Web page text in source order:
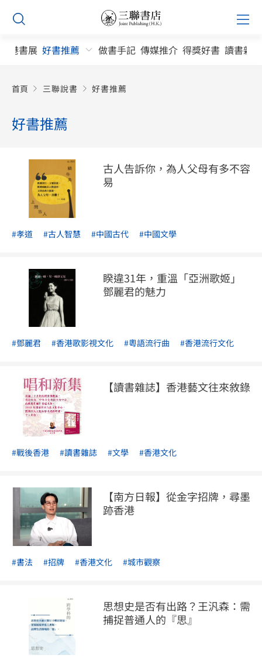
Skip
content
香港書展 好書推薦 做書手記 傳媒推介 得獎好書 讀書雜誌
首頁 三聯說書 好書推薦
好書推薦
古人告訴你，為人父母有多不容
易
#孝道 #古人智慧 #中國古代 #中國文學
睽違31年，重溫「亞洲歌姬」
鄧麗君的魅力
#鄧麗君 #香港歌影視文化 #粵語流行曲 #香港流行文化
【讀書雜誌】香港藝文往來敘錄
#戰後香港 #讀書雜誌 #文學 #香港文化
【南方日報】從金字招牌，尋墨
跡香港
#書法 #招牌 #香港文化 #城市觀察
思想史是否有出路？王汎森：需
捕捉普通人的『思』